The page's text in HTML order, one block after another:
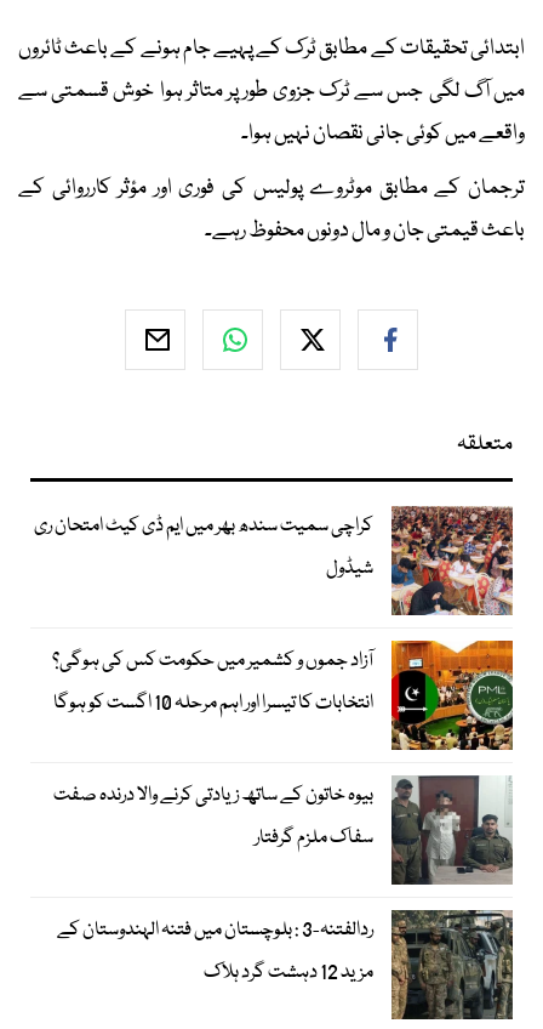
ابتدائی تحقیقات کے مطابق ٹرک کے پہیے جام ہونے کے باعث ٹائروں
میں آگ لگی جس سے ٹرک جزوی طور پر متاثر ہوا خوش قسمتی سے
واقعے میں کوئی جانی نقصان نہیں ہوا۔
ترجمان کے مطابق موٹروے پولیس کی فوری اور مؤثر کارروائی کے
باعث قیمتی جان و مال دونوں محفوظ رہے۔
متعلقہ
کراچی سمیت سندھ بھر میں ایم ڈی کیٹ امتحان ری
شیڈول
آزاد جموں و کشمیر میں حکومت کس کی ہوگی؟
انتخابات کا تیسرا اور اہم مرحلہ 10 اگست کو ہوگا
بیوہ خاتون کے ساتھ زیادتی کرنے والا درندہ صفت
سفاک ملزم گرفتار
ردالفتنہ-3 : بلوچستان میں فتنہ الہندوستان کے
مزید 12 دہشت گرد ہلاک